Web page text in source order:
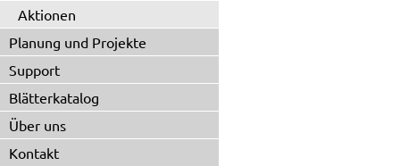
Aktionen
Planung und Projekte
Support
Blätterkatalog
Über uns
Kontakt